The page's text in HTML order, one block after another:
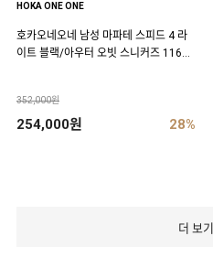
HOKA ONE ONE
호카오네오네 남성 마파테 스피드 4 라
이트 블랙/아우터 오빗 스니커즈 11684
352,000원
254,000원 28%
더 보기